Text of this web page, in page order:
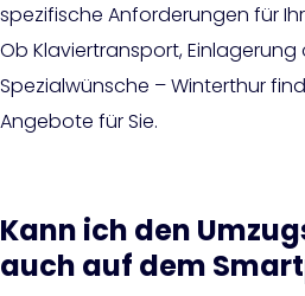
spezifische Anforderungen für
Ob Klaviertransport,
Spezialwünsche – Winterthur
Angebote für Sie.
Kann ich den
auch auf dem